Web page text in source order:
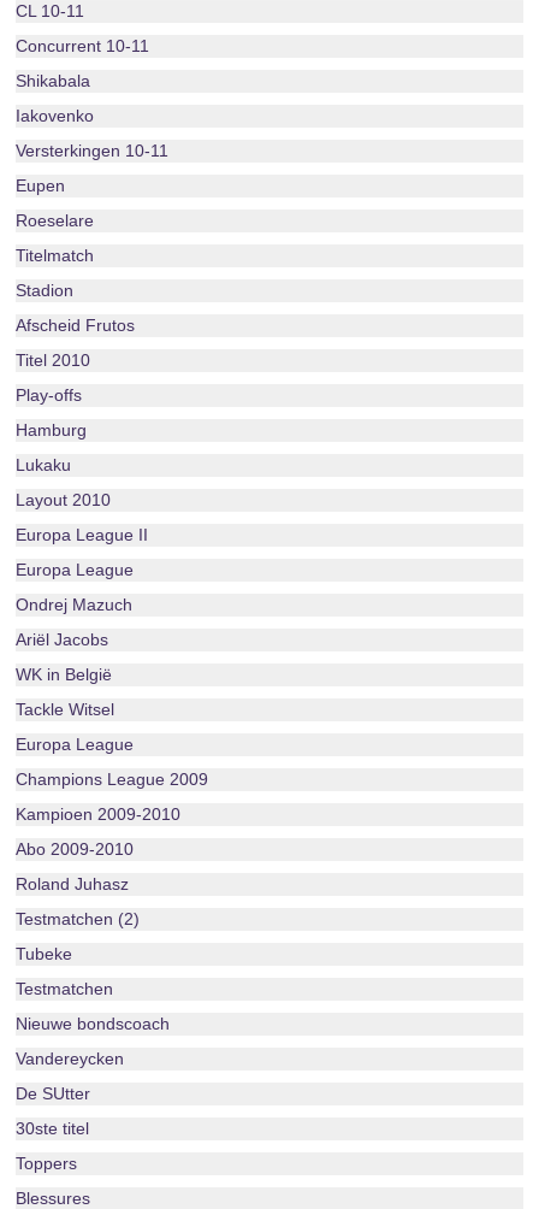
CL 10-11
Concurrent 10-11
Shikabala
Iakovenko
Versterkingen 10-11
Eupen
Roeselare
Titelmatch
Stadion
Afscheid Frutos
Titel 2010
Play-offs
Hamburg
Lukaku
Layout 2010
Europa League II
Europa League
Ondrej Mazuch
Ariël Jacobs
WK in België
Tackle Witsel
Europa League
Champions League 2009
Kampioen 2009-2010
Abo 2009-2010
Roland Juhasz
Testmatchen (2)
Tubeke
Testmatchen
Nieuwe bondscoach
Vandereycken
De SUtter
30ste titel
Toppers
Blessures